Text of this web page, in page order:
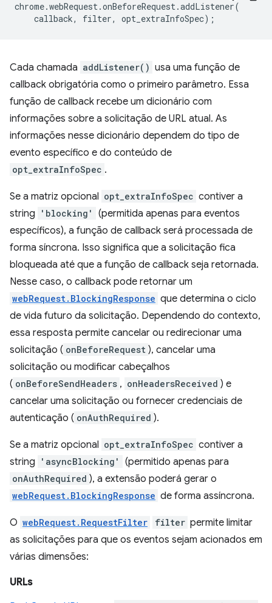
chrome.webRequest.onBeforeRequest.addListener(
callback, filter, opt_extraInfoSpec);
Cada chamada addListener() usa uma função de
callback obrigatória como o primeiro parâmetro. Essa
função de callback recebe um dicionário com
informações sobre a solicitação de URL atual. As
informações nesse dicionário dependem do tipo de
evento específico e do conteúdo de
opt_extraInfoSpec .
Se a matriz opcional opt_extraInfoSpec contiver a
string
'blocking'
(permitida apenas para eventos
específicos), a função de callback será processada de
forma síncrona. Isso significa que a solicitação fica
bloqueada até que a função de callback seja retornada.
Nesse caso, o callback pode retornar um
webRequest.BlockingResponse que determina o ciclo
de vida futuro da solicitação. Dependendo do contexto,
essa resposta permite cancelar ou redirecionar uma
solicitação ( onBeforeRequest ), cancelar uma
solicitação ou modificar cabeçalhos
( onBeforeSendHeaders , onHeadersReceived ) e
cancelar uma solicitação ou fornecer credenciais de
autenticação ( onAuthRequired ).
Se a matriz opcional opt_extraInfoSpec contiver a
string
'asyncBlocking' (permitido apenas para
onAuthRequired ), a extensão poderá gerar o
webRequest.BlockingResponse de forma assíncrona.
O webRequest.RequestFilter filter permite limitar
as solicitações para que os eventos sejam acionados em
várias dimensões:
URLs